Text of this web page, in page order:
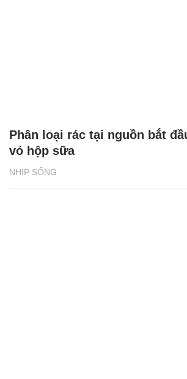
NHỊP SỐNG
Phân loại rác tại nguồn bắt
vỏ hộp sữa